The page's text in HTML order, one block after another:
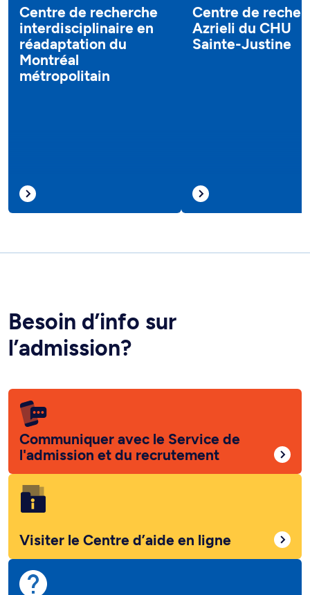
Centre de recherche
interdisciplinaire en
réadaptation du
Montréal
métropolitain
Centre de
Azrieli du CHU
Sainte-Justine
Besoin d’info sur
l’admission?
Communiquer avec le Service de
l'admission et du recrutement
Visiter le Centre d’aide en ligne